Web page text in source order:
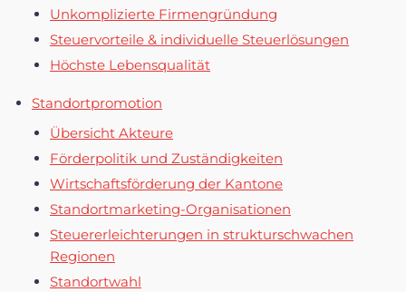
Unkomplizierte Firmengründung
Steuervorteile & individuelle Steuerlösungen
Höchste Lebensqualität
Standortpromotion
Übersicht Akteure
Förderpolitik und Zuständigkeiten
Wirtschaftsförderung der Kantone
Standortmarketing-Organisationen
Steuererleichterungen in strukturschwachen
Regionen
Standortwahl